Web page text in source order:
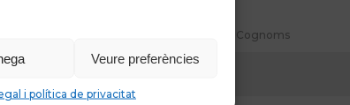
Veure preferències
i política de privacitat
Nom i Cognoms